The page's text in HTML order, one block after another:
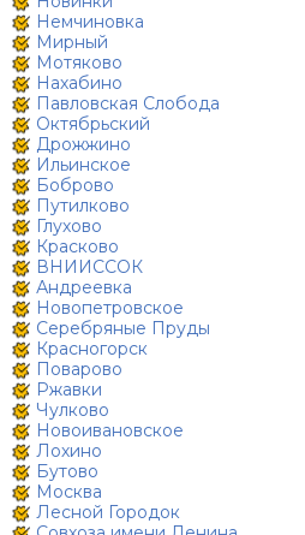
Немчиновка
Мирный
Мотяково
Нахабино
Павловская Слобода
Октябрьский
Дрожжино
Ильинское
Боброво
Путилково
Глухово
Красково
ВНИИССОК
Андреевка
Новопетровское
Серебряные Пруды
Красногорск
Поварово
Ржавки
Чулково
Новоивановское
Лохино
Бутово
Москва
Лесной Городок